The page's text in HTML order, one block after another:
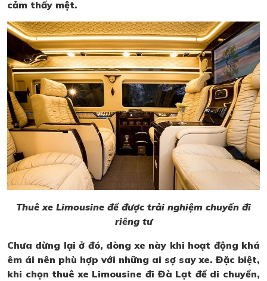
cảm thấy mệt.
Thuê xe Limousine để được trải nghiệm chuyến đi
riêng tư
Chưa dừng lại ở đó, dòng xe này khi hoạt động khá
êm ái nên phù hợp với những ai sợ say xe. Đặc biệt,
khi chọn thuê xe Limousine đi Đà Lạt để di chuyển,